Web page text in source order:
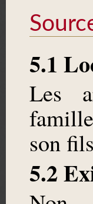
5.1
Les
son
5.2